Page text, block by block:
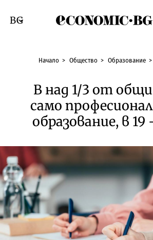
Смяна на език
Начало Общество Образование
В над 1/3 от
само
образование, в